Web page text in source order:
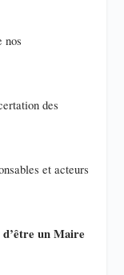
nos
des
et acteurs
un Maire